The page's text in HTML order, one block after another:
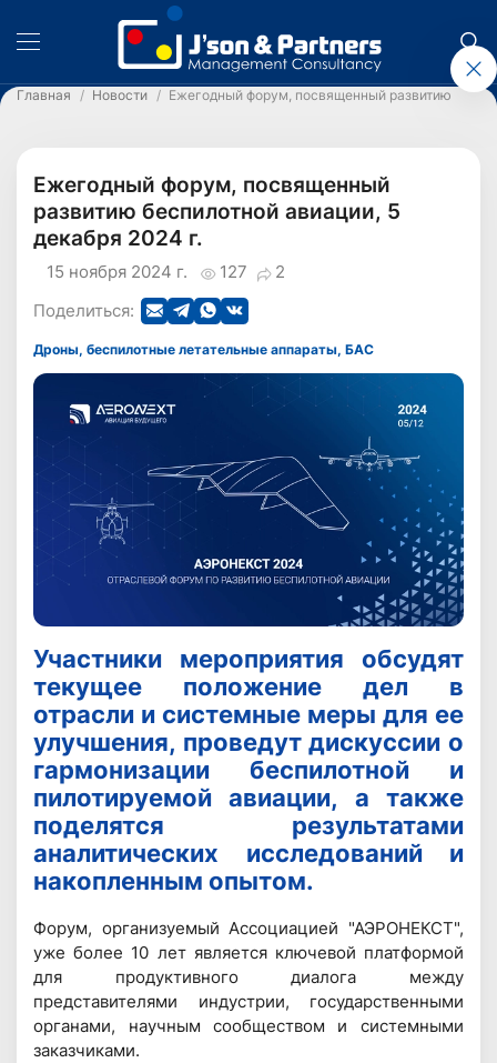
Главная Новости Ежегодный форум, посвященный развитию
Ежегодный форум, посвященный
развитию беспилотной авиации, 5
декабря 2024 г.
127 2
15 ноября 2024 г.
Поделиться:
Дроны, беспилотные летательные аппараты, БАС
Участники мероприятия обсудят
текущее положение дел в
отрасли и системные меры для ее
улучшения, проведут дискуссии о
гармонизации беспилотной и
пилотируемой авиации, а также
поделятся результатами
аналитических исследований и
накопленным опытом.
Форум, организуемый Ассоциацией "АЭРОНЕКСТ",
уже более 10 лет является ключевой платформой
для продуктивного диалога между
представителями индустрии, государственными
органами, научным сообществом и системными
заказчиками.